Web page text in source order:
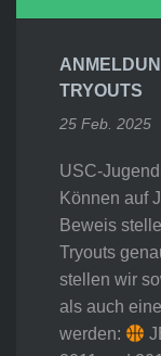
TRYOUTS
25 Feb. 2025
USC-
Können auf
Beweis
Tryouts
stellen wir
als auch
werden: